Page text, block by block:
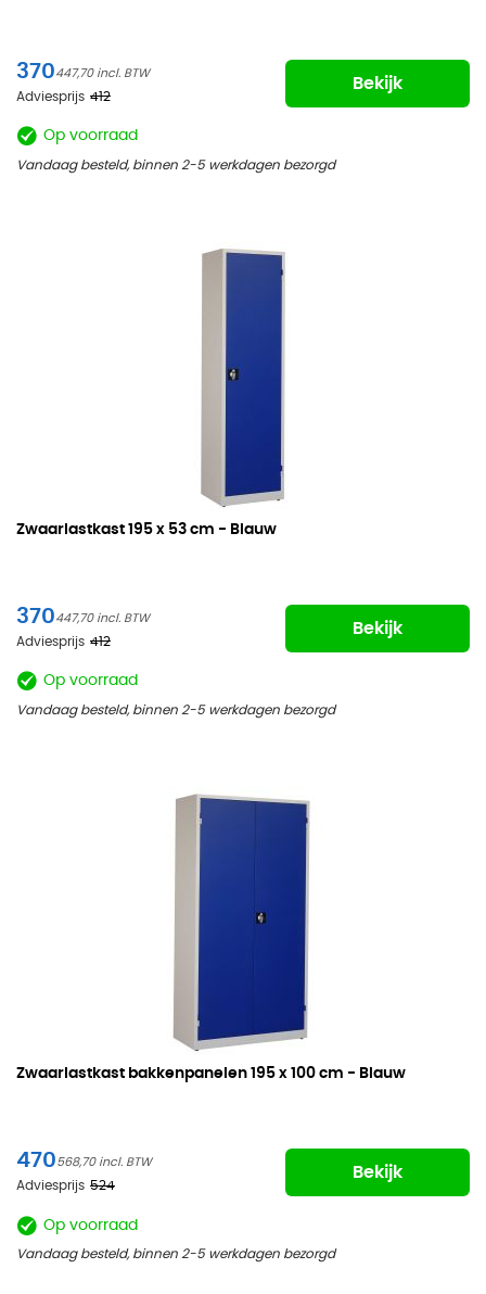
370447,70
Adviesprijs 412
Bekijk
Op voorraad
Vandaag besteld, binnen 2-5 werkdagen bezorgd
Zwaarlastkast 195 x 53 cm - Blauw
370447,70
Adviesprijs 412
Bekijk
Op voorraad
Vandaag besteld, binnen 2-5 werkdagen bezorgd
Zwaarlastkast bakkenpanelen 195 x 100 cm - Blauw
470568,70
Adviesprijs 524
Bekijk
Op voorraad
Vandaag besteld, binnen 2-5 werkdagen bezorgd